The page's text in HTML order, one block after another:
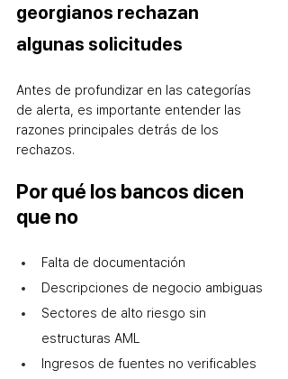
georgianos rechazan
algunas solicitudes
Antes de profundizar en las categorías
de alerta, es importante entender las
razones principales detrás de los
rechazos.
Por qué los bancos dicen
que no
Falta de documentación
Descripciones de negocio ambiguas
Sectores de alto riesgo sin
estructuras AML
Ingresos de fuentes no verificables